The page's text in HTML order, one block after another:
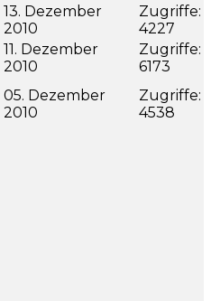
13. Dezember
2010
Zugriffe:
4227
11. Dezember
2010
Zugriffe:
6173
05. Dezember
2010
Zugriffe:
4538